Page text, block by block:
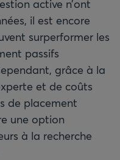
active n’ont
il est encore
surperformer les
passifs
grâce à la
et de coûts
de placement
une option
à la recherche